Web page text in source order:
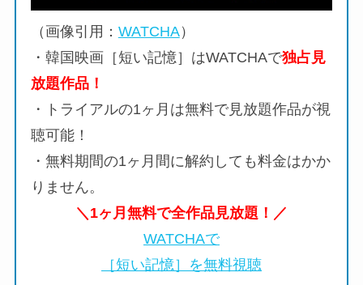
（画像引用： WATCHA）
・韓国映画［短い記憶］はWATCHAで独占見
放題作品！
・トライアルの1ヶ月は無料で見放題作品が視
聴可能！
・無料期間の1ヶ月間に解約しても料金はかか
りません。
＼1ヶ月無料で全作品見放題！／
WATCHAで
［短い記憶］を無料視聴